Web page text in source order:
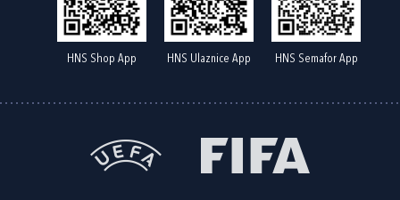
HNS Shop App HNS Ulaznice App HNS Semafor App